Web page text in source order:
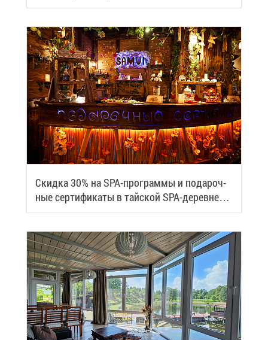
Скид­ка 30% на SPA-про­грам­мы и по­да­роч­
ные сер­ти­фи­ка­ты в тай­ской SPA-де­ревне
Samui